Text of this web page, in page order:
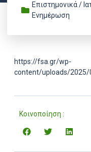
Επιστημονικά /
Ενημέρωση
https://fsa.gr/wp-
content/uploads/2025/
Κοινοποίηση :